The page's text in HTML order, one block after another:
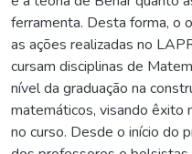
ferramenta. Desta forma, o
as ações realizadas no
cursam disciplinas de
nível da graduação na
matemáticos, visando êxito
no curso. Desde o início do